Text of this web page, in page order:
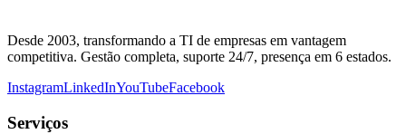
Desde 2003, transformando a TI de empresas em vantagem
competitiva. Gestão completa, suporte 24/7, presença em 6 estados.
InstagramLinkedInYouTubeFacebook
Serviços